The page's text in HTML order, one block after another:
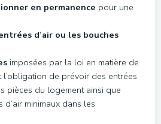
en permanence pour une
d’air ou les bouches
imposées par la loi en matière de
l’obligation de prévoir des entrées
pièces du logement ainsi que
d’air minimaux dans les